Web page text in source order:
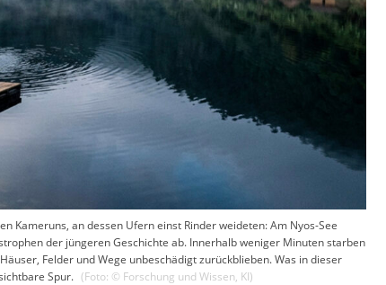
Kameruns, an dessen Ufern einst Rinder weideten: Am Nyos-See
der jüngeren Geschichte ab. Innerhalb weniger Minuten starben
Felder und Wege unbeschädigt zurückblieben. Was in dieser
Spur. (Foto: © Forschung und Wissen, KI)